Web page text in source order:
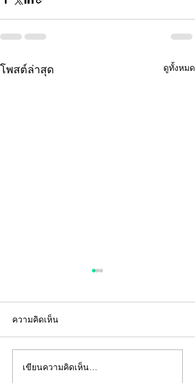
โพสต์ล่าสุด ดูทั้งหมด
"คีย์การ์ด" ไม่ใช่แค่แผ่น
ความคิดเห็น
เขียนความคิดเห็น…